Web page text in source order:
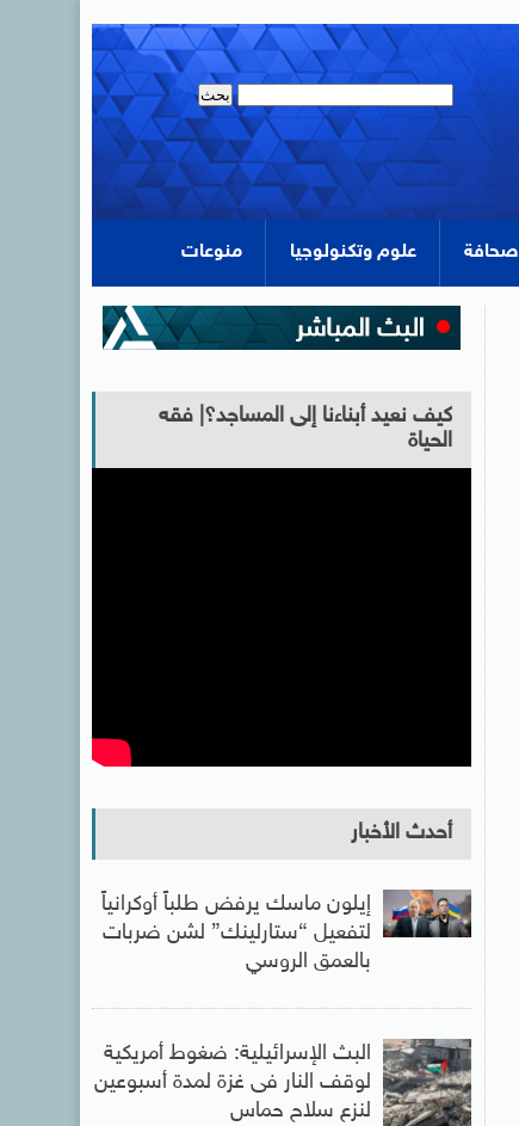
صحافة علوم وتكنولوجيا منوعات
كيف نعيد أبناءنا إلى المساجد؟| فقه
الحياة
أحدث الأخبار
إيلون ماسك يرفض طلباً أوكرانياً
لتفعيل “ستارلينك” لشن ضربات
بالعمق الروسي
البث الإسرائيلية: ضغوط أمريكية
لوقف النار فى غزة لمدة أسبوعين
لنزع سلاح حماس